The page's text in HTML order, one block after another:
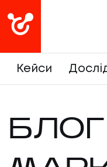
Кейси